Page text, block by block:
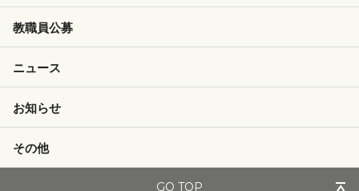
教職員公募
ニュース
お知らせ
その他
GO TOP